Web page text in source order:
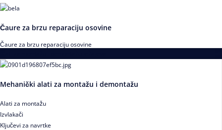
Čaure za brzu reparaciju osovine
Čaure za brzu reparaciju osovine
Mehanički alati za montažu i demontažu
Alati za montažu
Izvlakači
Ključevi za navrtke